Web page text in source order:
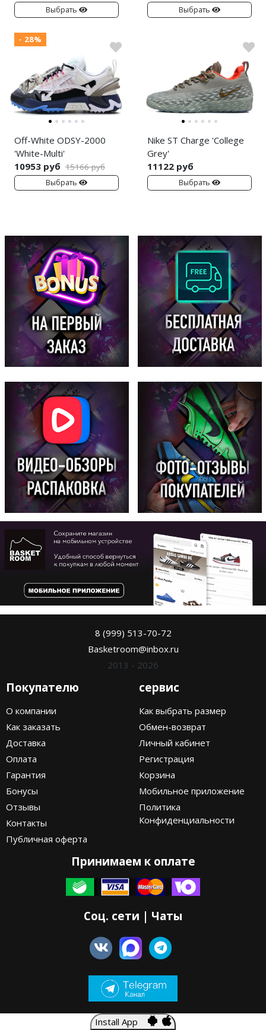
Выбрать Выбрать
- 28%
Off-White ODSY-2000
'White-Multi'
10953 руб 15166 руб
Выбрать
Nike ST Charge 'College
Grey'
11122 руб
Выбрать
8 (999) 513-70-72
Basketroom@inbox.ru
2013 - 2026
Покупателю
О компании
Как заказать
Доставка
Оплата
Гарантия
Бонусы
Отзывы
Контакты
Публичная оферта
сервис
Как выбрать размер
Обмен-возврат
Личный кабинет
Регистрация
Корзина
Мобильное приложение
Политика
Конфиденциальности
Принимаем к оплате
Соц. сети | Чаты
Install App